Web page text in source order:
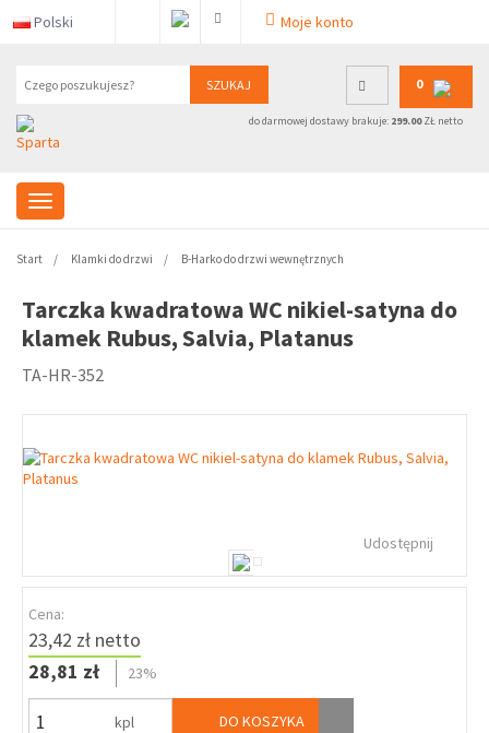
Polski Moje konto
SZUKAJ 0
do darmowej dostawy brakuje: 299.00ZŁ netto
Start Klamki do drzwi B-Harko do drzwi wewnętrznych
Tarczka kwadratowa WC nikiel-satyna do
klamek Rubus, Salvia, Platanus
TA-HR-352
Udostępnij
Cena:
23,42 zł netto
28,81 zł
23%
kpl DO KOSZYKA